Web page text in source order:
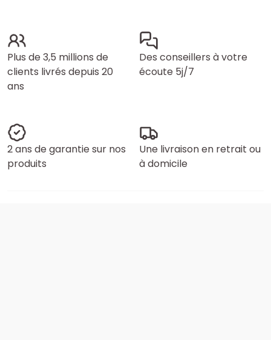
Plus de 3,5 millions de
clients livrés depuis 20
ans
Des conseillers à votre
écoute 5j/7
2 ans de garantie sur nos
produits
Une livraison en retrait ou
à domicile